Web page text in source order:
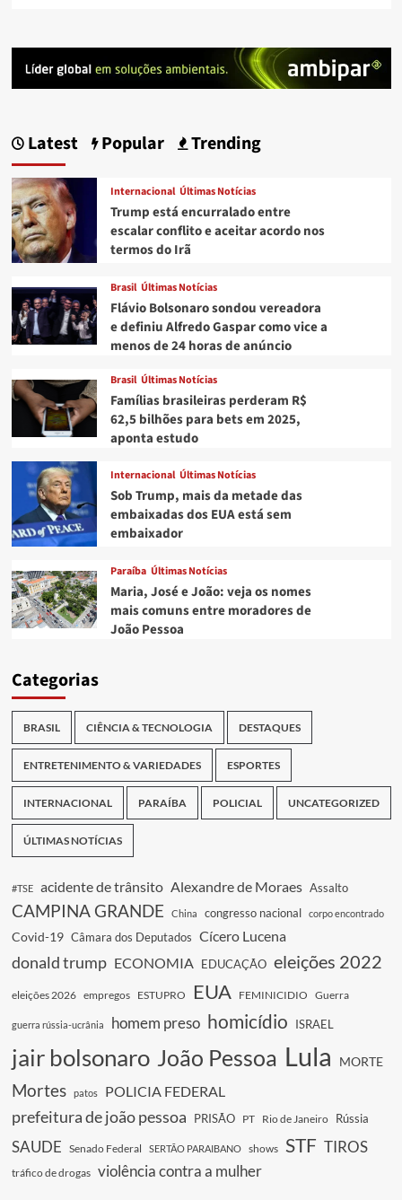
Latest Popular Trending
Internacional Últimas Notícias
Trump está encurralado entre
escalar conflito e aceitar acordo nos
termos do Irã
Brasil Últimas Notícias
Flávio Bolsonaro sondou vereadora
e definiu Alfredo Gaspar como vice a
menos de 24 horas de anúncio
Brasil Últimas Notícias
Famílias brasileiras perderam R$
62,5 bilhões para bets em 2025,
aponta estudo
Internacional Últimas Notícias
Sob Trump, mais da metade das
embaixadas dos EUA está sem
embaixador
Paraíba Últimas Notícias
Maria, José e João: veja os nomes
mais comuns entre moradores de
João Pessoa
Categorias
BRASIL CIÊNCIA & TECNOLOGIA DESTAQUES
ENTRETENIMENTO & VARIEDADES ESPORTES
INTERNACIONAL PARAÍBA POLICIAL UNCATEGORIZED
ÚLTIMAS NOTÍCIAS
#TSE acidente de trânsito Alexandre de Moraes Assalto
CAMPINA GRANDE China congresso nacional corpo encontrado
Covid-19 Câmara dos Deputados Cícero Lucena
donald trump ECONOMIA EDUCAÇÃO eleições 2022
eleições 2026 empregos ESTUPRO EUA FEMINICIDIO Guerra
guerra rússia-ucrânia homem preso homicídio ISRAEL
jair bolsonaro João Pessoa Lula MORTE
Mortes patos POLICIA FEDERAL
prefeitura de joão pessoa PRISÃO PT Rio de Janeiro Rússia
SAUDE Senado Federal SERTÃO PARAIBANO shows STF TIROS
tráfico de drogas violência contra a mulher